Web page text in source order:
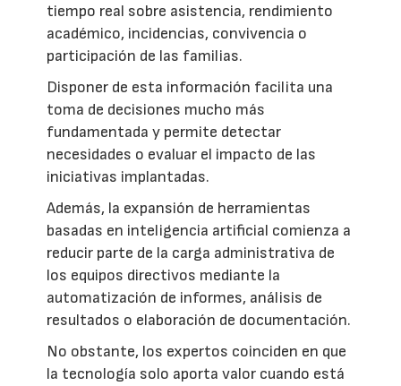
tiempo real sobre asistencia, rendimiento
académico, incidencias, convivencia o
participación de las familias.
Disponer de esta información facilita una
toma de decisiones mucho más
fundamentada y permite detectar
necesidades o evaluar el impacto de las
iniciativas implantadas.
Además, la expansión de herramientas
basadas en inteligencia artificial comienza a
reducir parte de la carga administrativa de
los equipos directivos mediante la
automatización de informes, análisis de
resultados o elaboración de documentación.
No obstante, los expertos coinciden en que
la tecnología solo aporta valor cuando está